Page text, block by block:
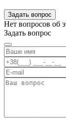
Задать вопрос
Нет вопросов об
Задать вопрос